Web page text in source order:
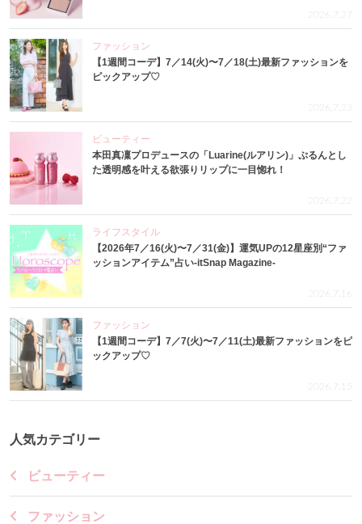
2026.7.27
ファッション
【1週間コーデ】7／14(火)〜7／18(土)最新ファッションを
ピックアップ♡
2026.7.23
ビューティー
本田真凜プロデュースの「Luarine(ルアリン)」ぷるんとし
た透明感を叶える欲張りリップに一目惚れ！
2026.7.22
ライフスタイル
【2026年7／16(火)〜7／31(金)】運気UPの12星座別“ファ
ッションアイテム”占い-itSnap Magazine-
2026.7.16
ファッション
【1週間コーデ】7／7(火)〜7／11(土)最新ファッションをピ
ックアップ♡
2026.7.15
人気カテゴリー
ビューティー
ファッション